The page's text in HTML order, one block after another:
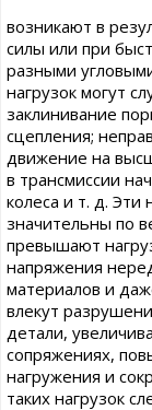
возникают в
силы или при
разными
нагрузок могут
заклинивание
сцепления;
движение на
в трансмиссии
колеса и т. д. Эти
значительны по
превышают
напряжения
материалов и
влекут
детали,
сопряжениях,
нагружения и
таких нагрузок